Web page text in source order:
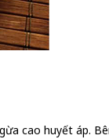
cao huyết áp.